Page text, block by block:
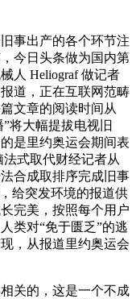
事出产的各个环节注
今日头条做为国内第
人 Heliograf 做记者
道，正在互联网范畴
文章的阅读时间从
将大幅提拔电视旧
是里约奥运会期间表
法式取代财经记者从
合成取排序完成旧事
给突发环境的报道供
完美，按照每个用户
类对“免于匮乏”的逃
，从报道里约奥运会
关的，这是一个不成